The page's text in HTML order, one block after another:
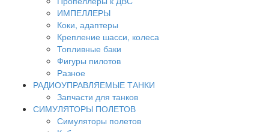
ИМПЕЛЛЕРЫ
Коки, адаптеры
Крепление шасси, колеса
Топливные баки
Фигуры пилотов
Разное
РАДИОУПРАВЛЯЕМЫЕ ТАНКИ
Запчасти для танков
СИМУЛЯТОРЫ ПОЛЕТОВ
Симуляторы полетов